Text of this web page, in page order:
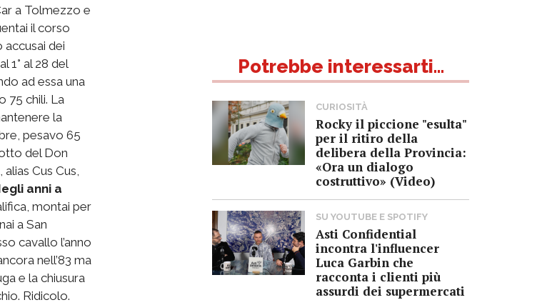
a Tolmezzo e
il corso
dei
1° al 28 del
ad essa una
75 chili. La
la
pesavo 65
del Don
Cus Cus,
anni a
montai per
a San
cavallo l’anno
nell’83 ma
e la chiusura
Ridicolo.
Potrebbe interessarti...
CURIOSITÀ
Rocky il piccione "esulta"
per il ritiro della
delibera della Provincia:
«Ora un dialogo
costruttivo» (Video)
SU YOUTUBE E SPOTIFY
Asti Confidential
incontra l'influencer
Luca Garbin che
racconta i clienti più
assurdi dei supermercati